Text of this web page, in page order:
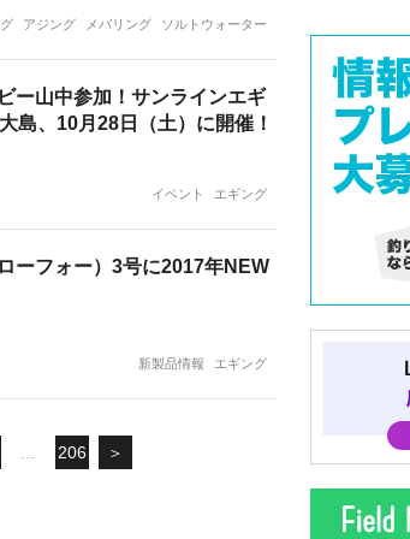
アジング メバリング ソルトウォーター
ー山中参加！サンラインエギ
島、10月28日（土）に開催！
イベント エギング
ーフォー）3号に2017年NEW
新製品情報 エギング
206 ＞